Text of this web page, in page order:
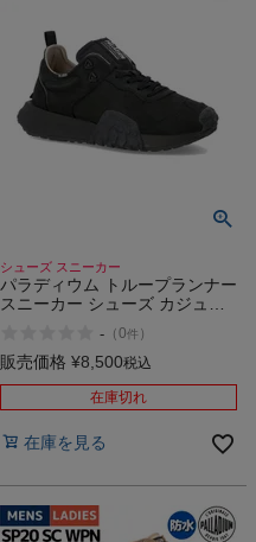
シューズ スニーカー
パラディウム トループランナー
スニーカー シューズ カジュア
RUNNER NBK 77996 アウトレ
ット セール
- （0件 ）
販売価格 ¥8,500税込
在庫切れ
在庫を見る